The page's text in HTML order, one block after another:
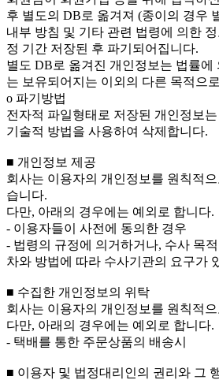
후 별도의 DB로 옮겨져 (종이의 경우
내부 방침 및 기타 관련 법령에 의한
정 기간 저장된 후 파기되어집니다.
별도 DB로 옮겨진 개인정보는 법률에
는 보유되어지는 이외의 다른 목적으
ο 파기방법
전자적 파일형태로 저장된 개인정보
기술적 방법을 사용하여 삭제합니다.
■ 개인정보 제공
회사는 이용자의 개인정보를 원칙적
습니다.
다만, 아래의 경우에는 예외로 합니다.
- 이용자들이 사전에 동의한 경우
- 법령의 규정에 의거하거나, 수사 목
차와 방법에 따라 수사기관의 요구가
■ 수집한 개인정보의 위탁
회사는 이용자의 개인정보를 원칙적
다만, 아래의 경우에는 예외로 합니다.
- 택배를 통한 주문상품의 배송시
■ 이용자 및 법정대리인의 권리와 그